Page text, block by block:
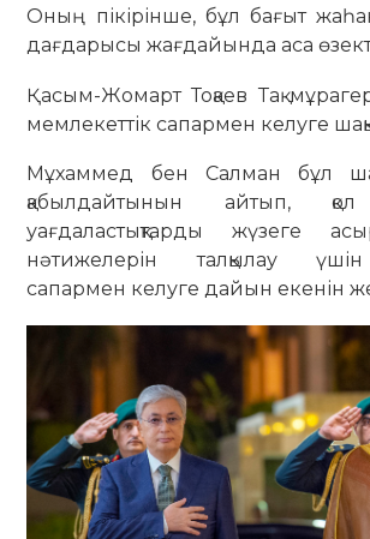
Оның пікірінше, бұл бағыт
дағдарысы жағдайында аса
Қасым-Жомарт Тоқаев Тақ
мемлекеттік сапармен келуге
Мұхаммед бен Салман бұл
қабылдайтынын айтып, қол
уағдаластықтарды жүзеге
нәтижелерін талқылау үшін
сапармен келуге дайын екенін